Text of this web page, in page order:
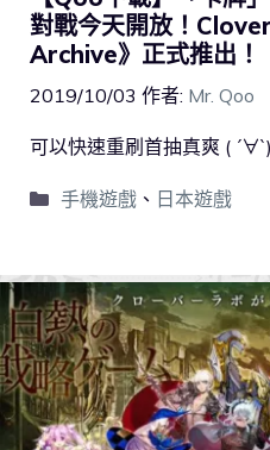
對戰今天開放！
Archive》正式推出！
2019/10/03 作者: Mr. Qoo
可以快速重刷首抽真爽 (
手機遊戲、 日本遊戲